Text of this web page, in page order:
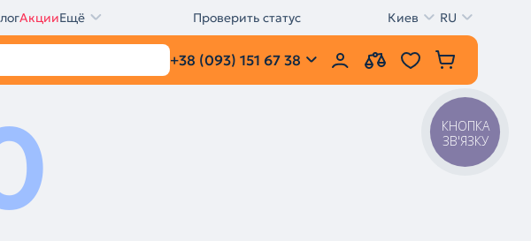
АкцииЕщё Проверить статус Киев RU
+38 (093) 151 67 38
КНОПКА
ЗВ'ЯЗКУ